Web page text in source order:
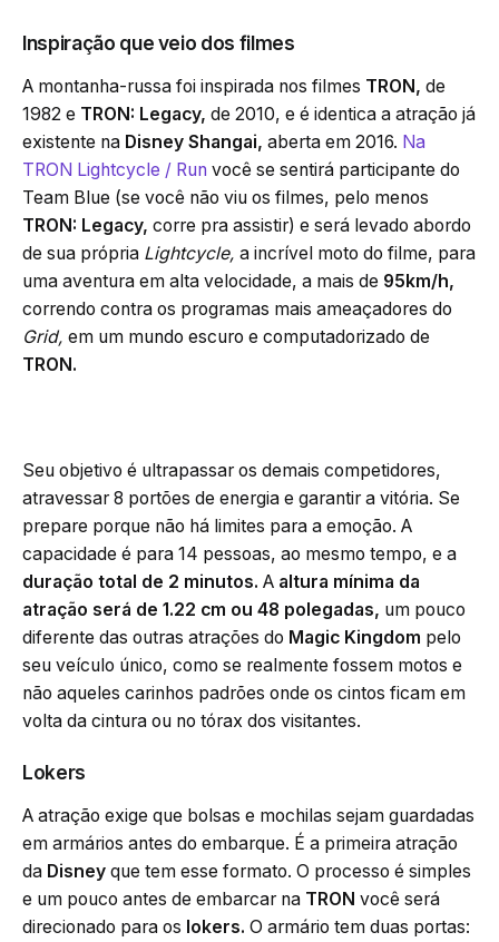
Inspiração que veio dos filmes
A montanha-russa foi inspirada nos filmes TRON, de
1982 e TRON: Legacy, de 2010, e é identica a atração já
existente na Disney Shangai, aberta em 2016. Na
TRON Lightcycle / Run você se sentirá participante do
Team Blue (se você não viu os filmes, pelo menos
TRON: Legacy, corre pra assistir) e será levado abordo
de sua própria Lightcycle, a incrível moto do filme, para
uma aventura em alta velocidade, a mais de 95km/h,
correndo contra os programas mais ameaçadores do
Grid, em um mundo escuro e computadorizado de
TRON.
Seu objetivo é ultrapassar os demais competidores,
atravessar 8 portões de energia e garantir a vitória. Se
prepare porque não há limites para a emoção. A
capacidade é para 14 pessoas, ao mesmo tempo, e a
duração total de 2 minutos. A altura mínima da
atração será de 1.22 cm ou 48 polegadas, um pouco
diferente das outras atrações do Magic Kingdom pelo
seu veículo único, como se realmente fossem motos e
não aqueles carinhos padrões onde os cintos ficam em
volta da cintura ou no tórax dos visitantes.
Lokers
A atração exige que bolsas e mochilas sejam guardadas
em armários antes do embarque. É a primeira atração
da Disney que tem esse formato. O processo é simples
e um pouco antes de embarcar na TRON você será
direcionado para os lokers. O armário tem duas portas: